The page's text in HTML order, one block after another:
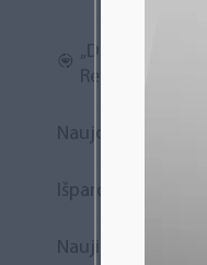
„Diamond
Rewards“
Naujoko krepšelis
Išpardavimas
Naujienos